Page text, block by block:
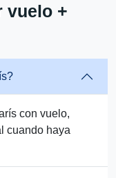
vuelo +
con vuelo,
cuando haya